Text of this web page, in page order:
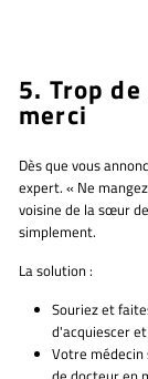
5. Trop
merci
Dès que vous
expert. « Ne
voisine de la sœur
simplement.
La solution :
Souriez et
d'acquiescer
Votre médecin